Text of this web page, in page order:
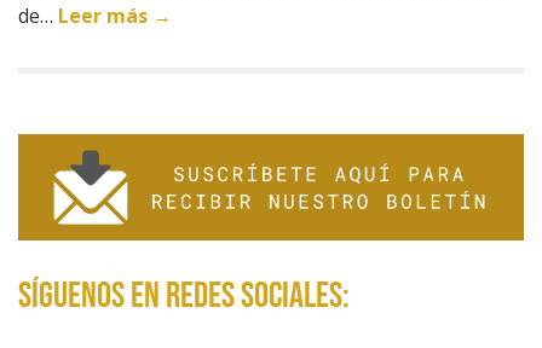
de… Leer más →
Síguenos en redes sociales: